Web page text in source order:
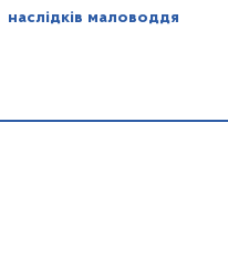
наслідків маловоддя